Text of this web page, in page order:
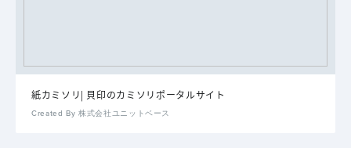
紙カミソリ| 貝印のカミソリポータルサイト
Created By 株式会社ユニットベース